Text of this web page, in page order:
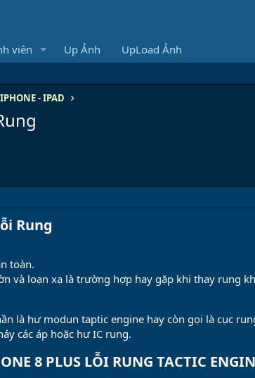
viên Up Ảnh UpLoad Ảnh
IPHONE - IPAD
Rung​
toàn.
và loạn xạ là trường hợp hay gặp khi thay rung
là hư modun taptic engine hay còn gọi là cục
các áp hoặc hư IC rung.
8 PLUS LỖI RUNG TACTIC